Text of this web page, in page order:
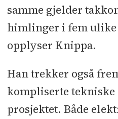
samme gjelder
himlinger i fem
opplyser Knippa.
Han trekker også
kompliserte
prosjektet. Både